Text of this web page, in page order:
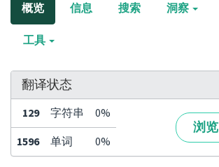
概览 信息 搜索 洞察
工具
翻译状态
129 字符串 0%
浏览
1596 单词 0%